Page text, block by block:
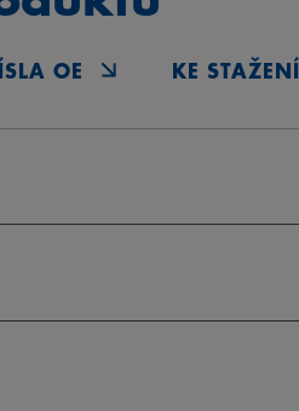
OE KE STAŽENÍ